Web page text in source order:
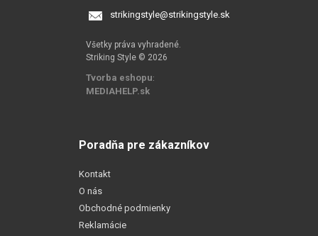
strikingstyle@strikingstyle.sk
Všetky práva vyhradené.
Striking Style © 2026
Tvorba eshopu:
MEDIAHELP.sk
Poradňa pre zákazníkov
Kontakt
O nás
Obchodné podmienky
Reklamácie